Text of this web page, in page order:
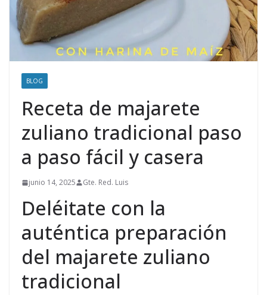
BLOG
Receta de majarete
zuliano tradicional paso
a paso fácil y casera
junio 14, 2025 Gte. Red. Luis
Deléitate con la
auténtica preparación
del majarete zuliano
tradicional